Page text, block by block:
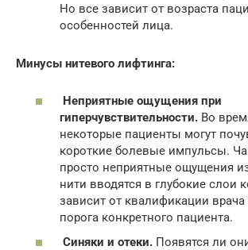
Но все зависит от возраста
особенностей лица.
Минусы нитевого лифтинга:
Неприятные ощущения при
гиперчувствительности. Во
некоторые пациенты могут
короткие болевые импульсы.
просто неприятные ощущения
нити вводятся в глубокие слои
зависит от квалификации врача
порога конкретного пациента.
Синяки и отеки. Появятся ли